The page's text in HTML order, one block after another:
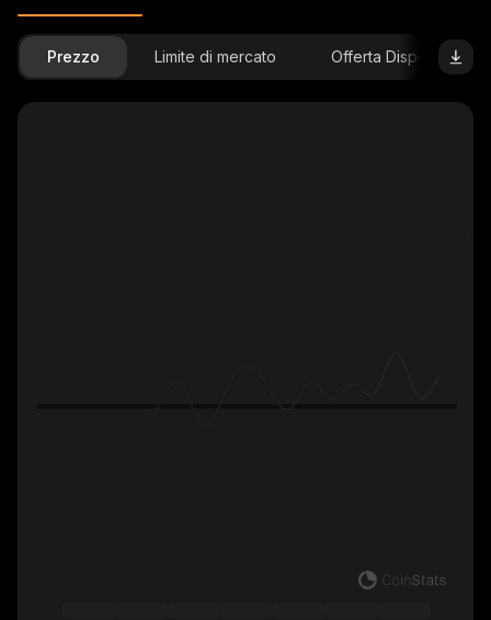
Prezzo Limite di mercato Offerta Disponibile